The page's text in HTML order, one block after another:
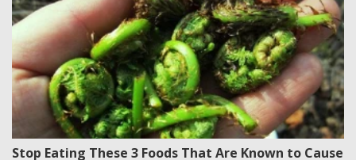
Stop Eating These 3 Foods That Are Known to Cause